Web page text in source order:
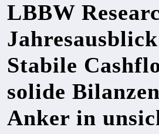
LBBW
Stabile
solide
Anker in